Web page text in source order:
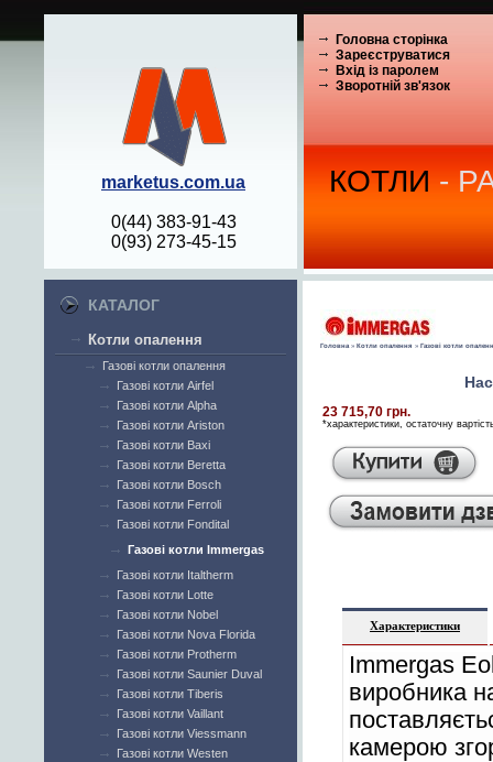
marketus.com.ua
0(44) 383-91-43
0(93) 273-45-15
КОТЛИ -
Головна сторінка
Зареєструватися
Вхід із паролем
Зворотній зв'язок
КАТАЛОГ
Котли опалення
Газові котли опалення
Газові котли Airfel
Газові котли Alpha
Газові котли Ariston
Газові котли Baxi
Газові котли Beretta
Газові котли Bosch
Газові котли Ferroli
Газові котли Fondital
Газові котли Immergas
Газові котли Italtherm
Газові котли Lotte
Газові котли Nobel
Газові котли Nova Florida
Газові котли Protherm
Газові котли Saunier Duval
Газові котли Tiberis
Газові котли Vaillant
Газові котли Viessmann
Газові котли Westen
Головна » Котли опалення » Газові котли
23 715,70 грн.
*характеристики, остаточну
Характеристики
Immergas
виробника
камерою